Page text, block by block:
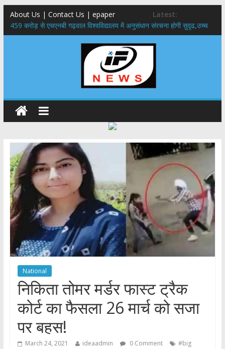
About Us | Contact Us | epaper
Latest:
459 करोड़ से एचएनबी गढ़वाल विश्वविद्यालय में अनुसंधान संरचना होगी सुदृढ,उच्च
शिक्षा मंत्री धन सिंह रावत ने नवनियुक्त केन्द्रीय शिक्षा मंत्री से की मुलाकात
राष्ट्रीय हथकरघा दिवस पर मुख्यमंत्री धामी ने उत्कृष्ट बुनकरों और हस्तशिल्प
​धामी कैबिनेट का बड़ा फैसला: पशुपालकों को 60% तक सब्सिडी, गंगा एक्सप्रेसवे का
​हरिद्वार से वीरभद्र (ऋषिकेश) तक निकली BJYM की भव्य कांवड़ यात्रा; तेजस्वी
सूर्या ने की देश व प्रदेशवासियों के कल्याण की कामना
24×7 अलर्ट मोड में रहें अधिकारी-मुख्य सचिव मानसून-एसईओसी से मुख्य सचिव ने
की विस्तृत समीक्षा कहा-बंद सड़कों को शीघ्र खोला जाए, लोगों को न हो दिक्कत
National
निकिता तोमर मर्डर फास्ट ट्रैक
कोर्ट का फैसला 26 मार्च को सजा
पर बहस!
March 24, 2021 ideaadmin 0 Comment
#big